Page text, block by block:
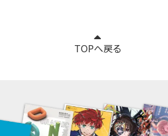
TOPへ戻る